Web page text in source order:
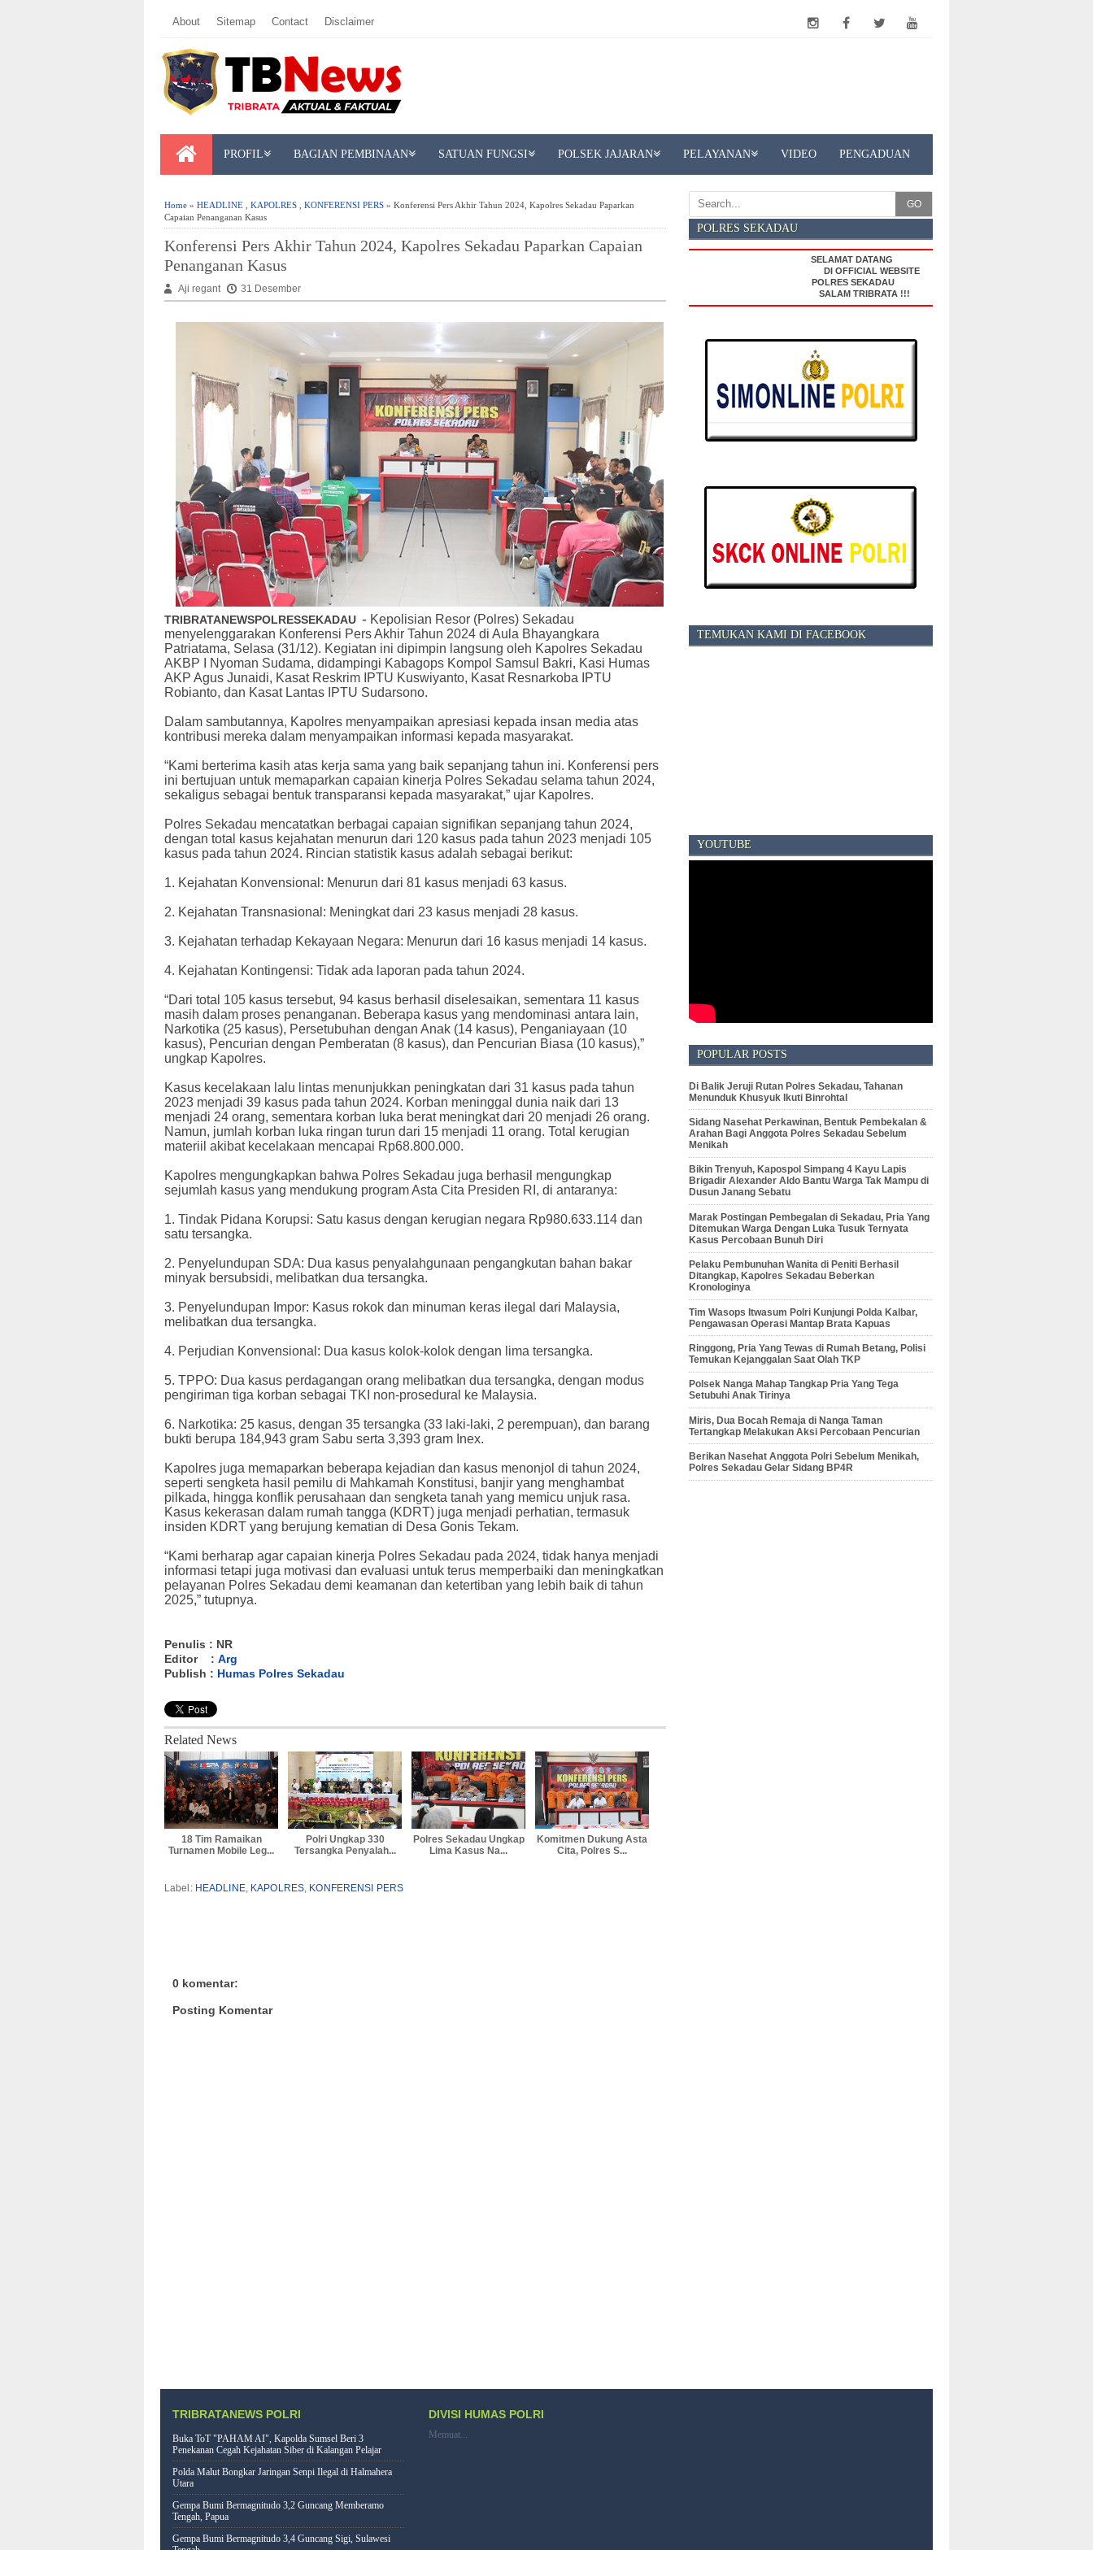
About Sitemap Contact Disclaimer
PROFIL BAGIAN PEMBINAAN SATUAN FUNGSI POLSEK JAJARAN PELAYANAN VIDEO PENGADUAN
Home » HEADLINE KAPOLRES KONFERENSI PERS » Konferensi Pers Akhir Tahun 2024, Kapolres Sekadau Paparkan
Capaian Penanganan Kasus
Konferensi Pers Akhir Tahun 2024, Kapolres Sekadau Paparkan Capaian
Penanganan Kasus
Aji regant 31 Desember
TRIBRATANEWSPOLRESSEKADAU - Kepolisian Resor (Polres) Sekadau
menyelenggarakan Konferensi Pers Akhir Tahun 2024 di Aula Bhayangkara
Patriatama, Selasa (31/12). Kegiatan ini dipimpin langsung oleh Kapolres Sekadau
AKBP I Nyoman Sudama, didampingi Kabagops Kompol Samsul Bakri, Kasi Humas
AKP Agus Junaidi, Kasat Reskrim IPTU Kuswiyanto, Kasat Resnarkoba IPTU
Robianto, dan Kasat Lantas IPTU Sudarsono.
Dalam sambutannya, Kapolres menyampaikan apresiasi kepada insan media atas
kontribusi mereka dalam menyampaikan informasi kepada masyarakat.
“Kami berterima kasih atas kerja sama yang baik sepanjang tahun ini. Konferensi pers
ini bertujuan untuk memaparkan capaian kinerja Polres Sekadau selama tahun 2024,
sekaligus sebagai bentuk transparansi kepada masyarakat,” ujar Kapolres.
Polres Sekadau mencatatkan berbagai capaian signifikan sepanjang tahun 2024,
dengan total kasus kejahatan menurun dari 120 kasus pada tahun 2023 menjadi 105
kasus pada tahun 2024. Rincian statistik kasus adalah sebagai berikut:
1. Kejahatan Konvensional: Menurun dari 81 kasus menjadi 63 kasus.
2. Kejahatan Transnasional: Meningkat dari 23 kasus menjadi 28 kasus.
3. Kejahatan terhadap Kekayaan Negara: Menurun dari 16 kasus menjadi 14 kasus.
4. Kejahatan Kontingensi: Tidak ada laporan pada tahun 2024.
“Dari total 105 kasus tersebut, 94 kasus berhasil diselesaikan, sementara 11 kasus
masih dalam proses penanganan. Beberapa kasus yang mendominasi antara lain,
Narkotika (25 kasus), Persetubuhan dengan Anak (14 kasus), Penganiayaan (10
kasus), Pencurian dengan Pemberatan (8 kasus), dan Pencurian Biasa (10 kasus),”
ungkap Kapolres.
Kasus kecelakaan lalu lintas menunjukkan peningkatan dari 31 kasus pada tahun
2023 menjadi 39 kasus pada tahun 2024. Korban meninggal dunia naik dari 13
menjadi 24 orang, sementara korban luka berat meningkat dari 20 menjadi 26 orang.
Namun, jumlah korban luka ringan turun dari 15 menjadi 11 orang. Total kerugian
materiil akibat kecelakaan mencapai Rp68.800.000.
Kapolres mengungkapkan bahwa Polres Sekadau juga berhasil mengungkap
sejumlah kasus yang mendukung program Asta Cita Presiden RI, di antaranya:
1. Tindak Pidana Korupsi: Satu kasus dengan kerugian negara Rp980.633.114 dan
satu tersangka.
2. Penyelundupan SDA: Dua kasus penyalahgunaan pengangkutan bahan bakar
minyak bersubsidi, melibatkan dua tersangka.
3. Penyelundupan Impor: Kasus rokok dan minuman keras ilegal dari Malaysia,
melibatkan dua tersangka.
4. Perjudian Konvensional: Dua kasus kolok-kolok dengan lima tersangka.
5. TPPO: Dua kasus perdagangan orang melibatkan dua tersangka, dengan modus
pengiriman tiga korban sebagai TKI non-prosedural ke Malaysia.
6. Narkotika: 25 kasus, dengan 35 tersangka (33 laki-laki, 2 perempuan), dan barang
bukti berupa 184,943 gram Sabu serta 3,393 gram Inex.
Kapolres juga memaparkan beberapa kejadian dan kasus menonjol di tahun 2024,
seperti sengketa hasil pemilu di Mahkamah Konstitusi, banjir yang menghambat
pilkada, hingga konflik perusahaan dan sengketa tanah yang memicu unjuk rasa.
Kasus kekerasan dalam rumah tangga (KDRT) juga menjadi perhatian, termasuk
insiden KDRT yang berujung kematian di Desa Gonis Tekam.
“Kami berharap agar capaian kinerja Polres Sekadau pada 2024, tidak hanya menjadi
informasi tetapi juga motivasi dan evaluasi untuk terus memperbaiki dan meningkatkan
pelayanan Polres Sekadau demi keamanan dan ketertiban yang lebih baik di tahun
2025,” tutupnya.
Penulis : NR
Editor : Arg
Publish : Humas Polres Sekadau
Related News
18 Tim Ramaikan
Turnamen Mobile Leg...
Polri Ungkap 330
Tersangka Penyalah...
Polres Sekadau Ungkap
Lima Kasus Na...
Komitmen Dukung Asta
Cita, Polres S...
Label: HEADLINE, KAPOLRES, KONFERENSI PERS
0 komentar:
Posting Komentar
GO
POLRES SEKADAU
SELAMAT DATANG
DI OFFICIAL WEBSITE
POLRES SEKADAU
SALAM TRIBRATA !!!
TEMUKAN KAMI DI FACEBOOK
YOUTUBE
POPULAR POSTS
Di Balik Jeruji Rutan Polres Sekadau, Tahanan
Menunduk Khusyuk Ikuti Binrohtal
Sidang Nasehat Perkawinan, Bentuk Pembekalan &
Arahan Bagi Anggota Polres Sekadau Sebelum
Menikah
Bikin Trenyuh, Kapospol Simpang 4 Kayu Lapis
Brigadir Alexander Aldo Bantu Warga Tak Mampu di
Dusun Janang Sebatu
Marak Postingan Pembegalan di Sekadau, Pria Yang
Ditemukan Warga Dengan Luka Tusuk Ternyata
Kasus Percobaan Bunuh Diri
Pelaku Pembunuhan Wanita di Peniti Berhasil
Ditangkap, Kapolres Sekadau Beberkan
Kronologinya
Tim Wasops Itwasum Polri Kunjungi Polda Kalbar,
Pengawasan Operasi Mantap Brata Kapuas
Ringgong, Pria Yang Tewas di Rumah Betang, Polisi
Temukan Kejanggalan Saat Olah TKP
Polsek Nanga Mahap Tangkap Pria Yang Tega
Setubuhi Anak Tirinya
Miris, Dua Bocah Remaja di Nanga Taman
Tertangkap Melakukan Aksi Percobaan Pencurian
Berikan Nasehat Anggota Polri Sebelum Menikah,
Polres Sekadau Gelar Sidang BP4R
TRIBRATANEWS POLRI
Buka ToT "PAHAM AI", Kapolda Sumsel Beri 3
Penekanan Cegah Kejahatan Siber di Kalangan Pelajar
Polda Malut Bongkar Jaringan Senpi Ilegal di Halmahera
Utara
Gempa Bumi Bermagnitudo 3,2 Guncang Memberamo
Tengah, Papua
Gempa Bumi Bermagnitudo 3,4 Guncang Sigi, Sulawesi
DIVISI HUMAS POLRI
Memuat...